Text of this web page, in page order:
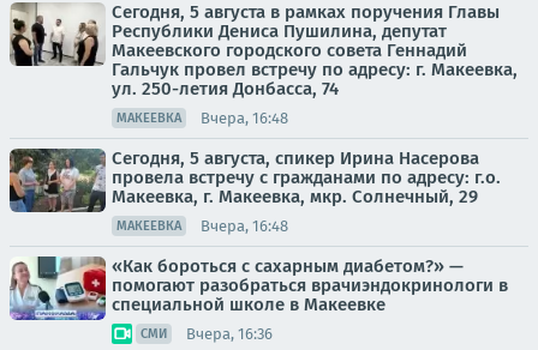
Сегодня, 5 августа в рамках поручения Главы
Республики Дениса Пушилина, депутат
Макеевского городского совета Геннадий
Гальчук провел встречу по адресу: г. Макеевка,
ул. 250-летия Донбасса, 74
МАКЕЕВКА Вчера, 16:48
Сегодня, 5 августа, спикер Ирина Насерова
провела встречу с гражданами по адресу: г.о.
Макеевка, г. Макеевка, мкр. Солнечный, 29
МАКЕЕВКА Вчера, 16:48
«Как бороться с сахарным диабетом?» —
помогают разобраться врачиэндокринологи в
специальной школе в Макеевке
СМИ Вчера, 16:36